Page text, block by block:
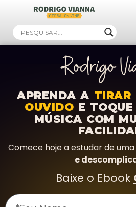
APRENDA A TIRAR
OUVIDO E
MÚSICA COM
Comece hoje a estudar de
e
Baixe o Ebook